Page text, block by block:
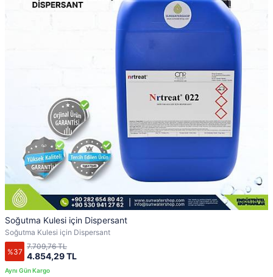
Soğutma Kulesi için Dispersant
Soğutma Kulesi için Dispersant
%37 4.854,29 TL
7.709,76 TL